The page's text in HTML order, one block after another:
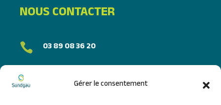
Gérer le consentement
NOUS CONTACTER
 03 89 08 36 20
FORMULAIRE DE CONTACT